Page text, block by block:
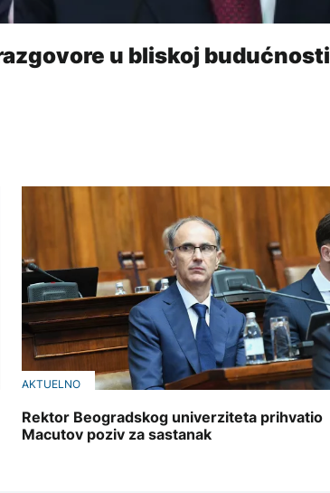
u bliskoj budućnosti
AKTUELNO
Rektor Beogradskog univerziteta prihvatio
Macutov poziv za sastanak